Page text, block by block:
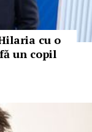
cu o
un copil